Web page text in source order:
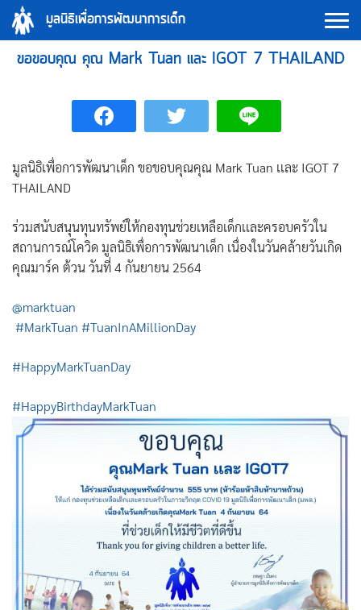
Skip
ค้นหา
มูลนิธิเพื่อการพัฒนาการเด็ก
ขอขอบคุณ คุณ Mark Tuan เเละ IGOT 7 THAILAND
มูลนิธิเพื่อการพัฒนาเด็ก ขอขอบคุณคุณ Mark Tuan เเละ IGOT 7
THAILAND
ร่วมสนับสนุนทุนทรัพย์ให้กองทุนช่วยเหลือเด็กเเละครอบครัวใน
สถานการณ์โควิด มูลนิธิเพื่อการพัฒนาเด็ก เนื่องในวันคล้ายวันเกิด
คุณมาร์ค ต้วน วันที่ 4 กันยายน 2564
@marktuan
#MarkTuan #TuanInAMillionDay
#HappyMarkTuanDay
#HappyBirthdayMarkTuan